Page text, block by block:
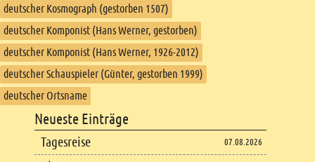
deutscher Kosmograph (gestorben 1507)
deutscher Komponist (Hans Werner, gestorben)
deutscher Komponist (Hans Werner, 1926-2012)
deutscher Schauspieler (Günter, gestorben 1999)
deutscher Ortsname
Footer content
Neueste Einträge
Tagesreise 07.08.2026